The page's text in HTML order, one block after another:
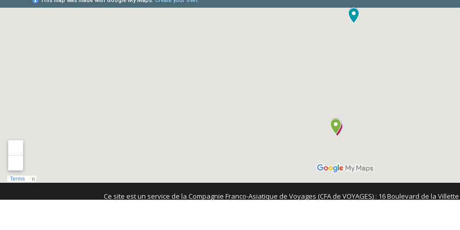
Ce site est un service de la Compagnie Franco-Asiatique de Voyages (CFA de VOYAGES) : 16 Boulevard de la Villette